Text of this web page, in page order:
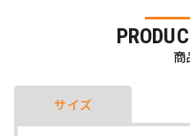
商
サイズ